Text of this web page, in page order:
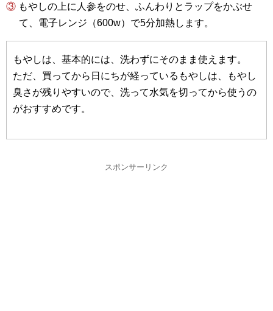
③ もやしの上に人参をのせ、ふんわりとラップをかぶせ
て、電子レンジ（600w）で5分加熱します。
もやしは、基本的には、洗わずにそのまま使えます。
ただ、買ってから日にちが経っているもやしは、もやし
臭さが残りやすいので、洗って水気を切ってから使うの
がおすすめです。
スポンサーリンク